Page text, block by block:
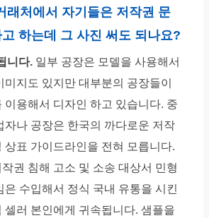
래처에서 자기들은 저작권 문
하는데 그 사진 써도 되나요?
니다. 일부 공장은 모델을 사용해서
미지도 있지만 대부분의 공장들이
이용해서 디자인 하고 있습니다. 중
자나 공장은 한국의 까다로운 저작
상표 가이드라인을 전혀 모릅니다.
권 침해 고소 및 소송 대상서 민형
은 수입해서 정식 국내 유통을 시킨
셀러 본인에게 귀속됩니다. 샘플을